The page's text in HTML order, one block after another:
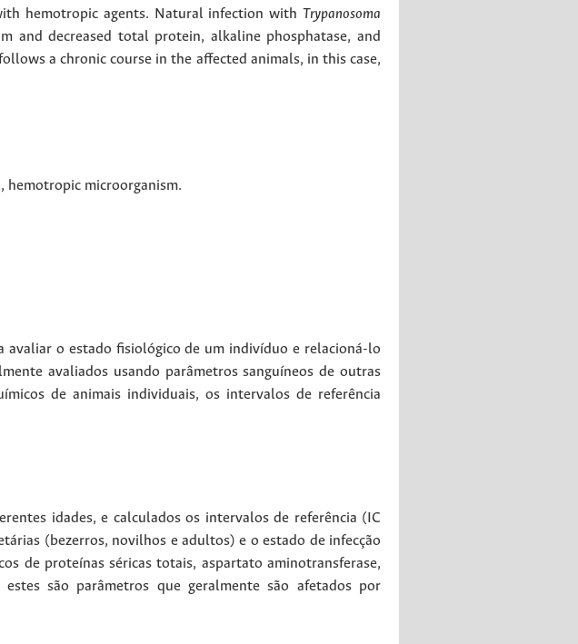
hemotropic agents. Natural infection with Trypanosoma
and decreased total protein, alkaline phosphatase, and
a chronic course in the affected animals, in this case,
, hemotropic microorganism.
avaliar o estado fisiológico de um indivíduo e relacioná-lo
avaliados usando parâmetros sanguíneos de outras
de animais individuais, os intervalos de referência
idades, e calculados os intervalos de referência (IC
(bezerros, novilhos e adultos) e o estado de infecção
de proteínas séricas totais, aspartato aminotransferase,
são parâmetros que geralmente são afetados por